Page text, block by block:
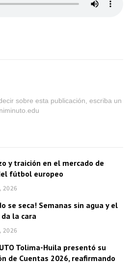
sobre esta publicación, escriba un
y traición en el mercado de
fútbol europeo
2026
se seca! Semanas sin agua y el
da la cara
2026
Tolima-Huila presentó su
de Cuentas 2026, reafirmando